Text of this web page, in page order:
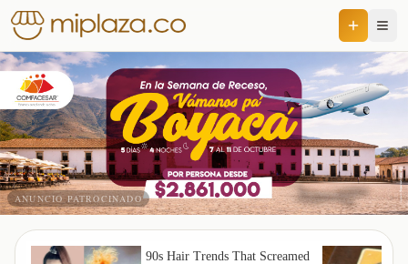
ANUNCIO PATROCINADO